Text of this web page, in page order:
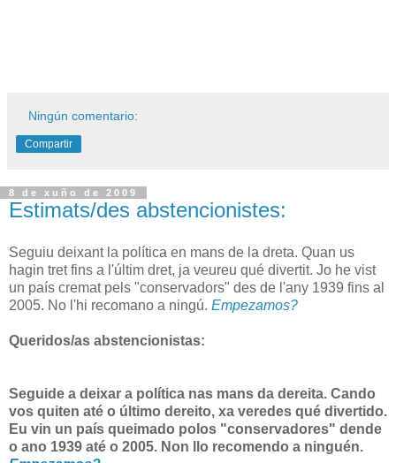
Ningún comentario:
Compartir
8 de xuño de 2009
Estimats/des abstencionistes:
Seguiu deixant la política en mans de la dreta. Quan us
hagin tret fins a l'últim dret, ja veureu qué divertit. Jo he vist
un país cremat pels "conservadors" des de l'any 1939 fins al
2005. No l'hi recomano a ningú. Empezamos?
Queridos/as abstencionistas:
Seguide a deixar a política nas mans da dereita. Cando
vos quiten até o último dereito, xa veredes qué divertido.
Eu vin un país queimado polos "conservadores" dende
o ano 1939 até o 2005. Non llo recomendo a ninguén.